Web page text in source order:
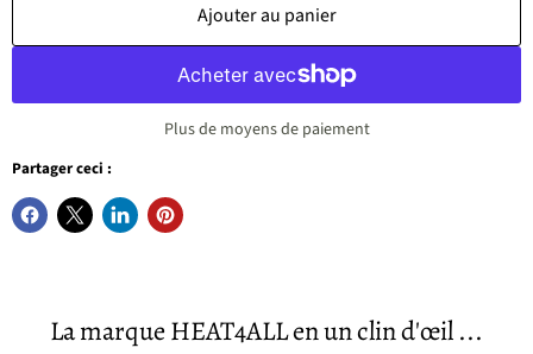
Ajouter au panier
Plus de moyens de paiement
Partager ceci :
La marque HEAT4ALL en un clin d'œil ...